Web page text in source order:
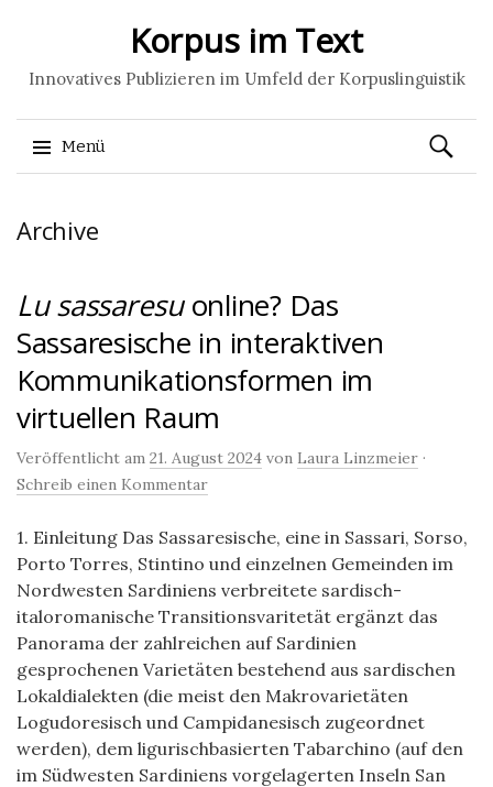
Korpus im Text
Innovatives Publizieren im Umfeld der Korpuslinguistik
Menü
zum
Suchen
nach:
Archive
Lu sassaresuonline? Das
Sassaresische in interaktiven
Kommunikationsformen im
virtuellen Raum
Veröffentlicht am 21. August 2024 von Laura Linzmeier ·
Schreib einen Kommentar
1. Einleitung Das Sassaresische, eine in Sassari, Sorso,
Porto Torres, Stintino und einzelnen Gemeinden im
Nordwesten Sardiniens verbreitete sardisch-
italoromanische Transitionsvaritetät ergänzt das
Panorama der zahlreichen auf Sardinien
gesprochenen Varietäten bestehend aus sardischen
Lokaldialekten (die meist den Makrovarietäten
Logudoresisch und Campidanesisch zugeordnet
werden), dem ligurischbasierten Tabarchino (auf den
im Südwesten Sardiniens vorgelagerten Inseln San